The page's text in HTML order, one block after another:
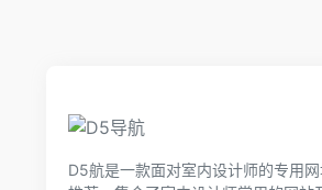
D5航是一款面对室内设计师的专用